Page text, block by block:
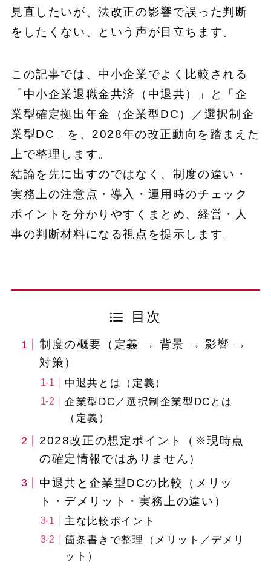
見直したいが、法改正の影響で誤った判断
をしたくない、という声が目立ちます。
この記事では、中小企業でよく比較される
「中小企業退職金共済（中退共）」と「企
業型確定拠出年金（企業型DC）／選択制企
業型DC」を、2028年の改正動向を踏まえた
上で整理します。
結論を先に出すのではなく、制度の違い・
実務上の注意点・導入・運用時のチェック
ポイントを分かりやすくまとめ、経営・人
事の判断材料になる視点を提示します。
目次
制度の概要（定義 → 背景 → 影響 →
対策）
中退共とは（定義）
企業型DC／選択制企業型DCとは
（定義）
2028改正の想定ポイント（※現時点
の確定情報ではありません）
中退共と企業型DCの比較（メリッ
ト・デメリット・実務上の違い）
主な比較ポイント
箇条書きで整理（メリット／デメリ
ット）